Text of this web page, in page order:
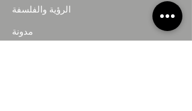
الرؤية والفلسفة
مدونة